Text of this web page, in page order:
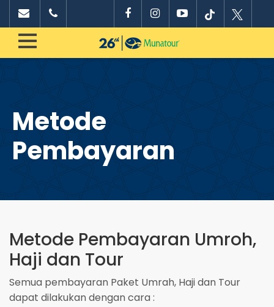
Metode
Pembayaran
Metode Pembayaran Umroh,
Haji dan Tour
Semua pembayaran Paket Umrah, Haji dan Tour
dapat dilakukan dengan cara :